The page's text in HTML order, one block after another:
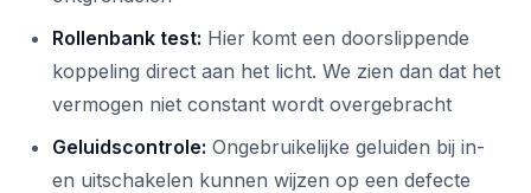
Rollenbank test: Hier komt een doorslippende
koppeling direct aan het licht. We zien dan dat het
vermogen niet constant wordt overgebracht
Geluidscontrole: Ongebruikelijke geluiden bij in-
en uitschakelen kunnen wijzen op een defecte